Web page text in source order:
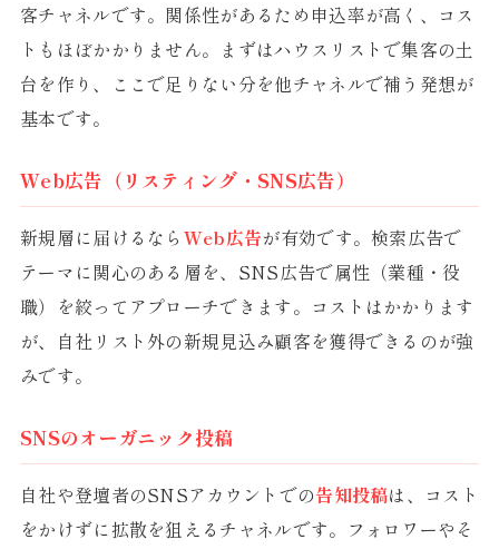
客チャネルです。関係性があるため申込率が高く、コス
トもほぼかかりません。まずはハウスリストで集客の土
台を作り、ここで足りない分を他チャネルで補う発想が
基本です。
Web広告（リスティング・SNS広告）
新規層に届けるなら Web広告が有効です。検索広告で
テーマに関心のある層を、SNS広告で属性（業種・役
職）を絞ってアプローチできます。コストはかかります
が、自社リスト外の新規見込み顧客を獲得できるのが強
みです。
SNSのオーガニック投稿
自社や登壇者のSNSアカウントでの告知投稿は、コスト
をかけずに拡散を狙えるチャネルです。フォロワーやそ